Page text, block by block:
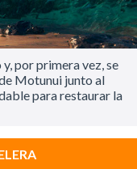
por primera vez, se
Motunui junto al
para restaurar la